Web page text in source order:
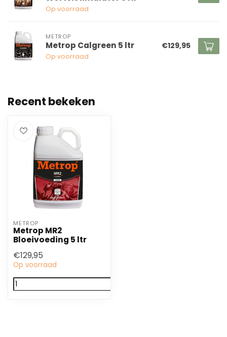
Op voorraad
METROP
Metrop Calgreen 5 ltr
Op voorraad
€129,95
Recent bekeken
METROP
Metrop MR2
Bloeivoeding 5 ltr
€129,95
Op voorraad